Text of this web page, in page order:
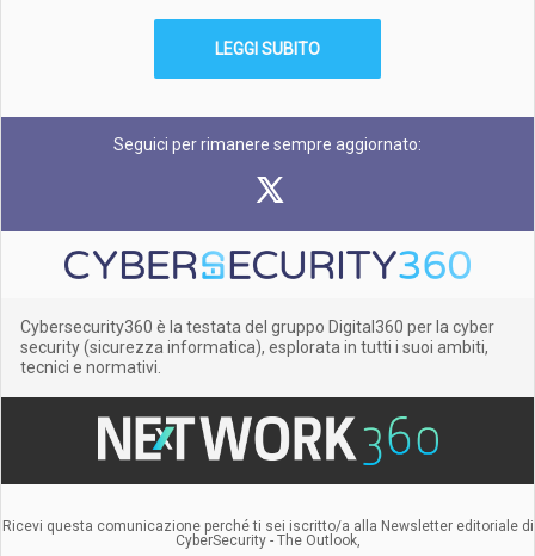
LEGGI SUBITO
Seguici per rimanere sempre aggiornato:
Cybersecurity360 è la testata del gruppo Digital360 per la cyber
security (sicurezza informatica), esplorata in tutti i suoi ambiti,
tecnici e normativi.
Ricevi questa comunicazione perché ti sei iscritto/a alla Newsletter editoriale di
CyberSecurity - The Outlook,